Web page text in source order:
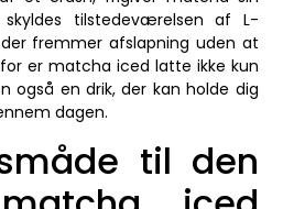
tilstedeværelsen af L-
fremmer afslapning uden at
er matcha iced latte ikke kun
også en drik, der kan holde dig
dagen.
til den